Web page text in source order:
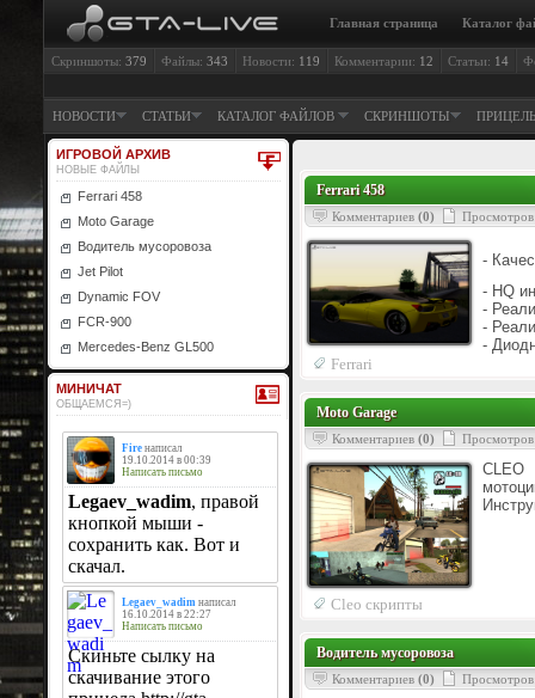
Главная страница Каталог
Скриншоты: 379 Файлы: 343 Новости: 119 Комментарии: 12 Статьи: 14
НОВОСТИ СТАТЬИ КАТАЛОГ ФАЙЛОВ СКРИНШОТЫ
Ferrari 458
Комментариев (0)
-
- HQ
-
-
-
Ferrari
Moto Garage
Комментариев (0)
Cleo скрипты
Водитель мусоровоза
Комментариев (0)
ИГРОВОЙ АРХИВ
НОВЫЕ ФАЙЛЫ
Ferrari 458
Moto Garage
Водитель мусоровоза
Jet Pilot
Dynamic FOV
FCR-900
Mercedes-Benz GL500
МИНИЧАТ
ОБЩАЕМСЯ=)